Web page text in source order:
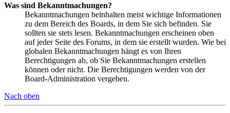
Was sind Bekanntmachungen?
Bekanntmachungen beinhalten meist wichtige Informationen
zu dem Bereich des Boards, in dem Sie sich befinden. Sie
sollten sie stets lesen. Bekanntmachungen erscheinen oben
auf jeder Seite des Forums, in dem sie erstellt wurden. Wie bei
globalen Bekanntmachungen hängt es von Ihren
Berechtigungen ab, ob Sie Bekanntmachungen erstellen
können oder nicht. Die Berechtigungen werden von der
Board-Administration vergeben.
Nach oben